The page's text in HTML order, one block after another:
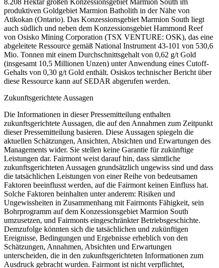
produktiven Goldgebiet Marmion Batholith in der Nähe von
Atikokan (Ontario). Das Konzessionsgebiet Marmion South liegt
auch südlich und neben dem Konzessionsgebiet Hammond Reef
von Osisko Mining Corporation (TSX VENTURE: OSK), das eine
abgeleitete Ressource gemäß National Instrument 43-101 von 530,6
Mio. Tonnen mit einem Durchschnittsgehalt von 0,62 g/t Gold
(insgesamt 10,5 Millionen Unzen) unter Anwendung eines Cutoff-
Gehalts von 0,30 g/t Gold enthält. Osiskos technischer Bericht über
diese Ressource kann auf SEDAR abgerufen werden.
Zukunftsgerichtete Aussagen
Die Informationen in dieser Pressemitteilung enthalten
zukunftsgerichtete Aussagen, die auf den Annahmen zum Zeitpunkt
dieser Pressemitteilung basieren. Diese Aussagen spiegeln die
aktuellen Schätzungen, Ansichten, Absichten und Erwartungen des
Managements wider. Sie stellen keine Garantie für zukünftige
Leistungen dar. Fairmont weist darauf hin, dass sämtliche
zukunftsgerichteten Aussagen grundsätzlich ungewiss sind und dass
die tatsächlichen Leistungen von einer Reihe von bedeutsamen
Faktoren beeinflusst werden, auf die Fairmont keinen Einfluss hat.
Solche Faktoren beinhalten unter anderem: Risiken und
Ungewissheiten in Zusammenhang mit Fairmonts Fähigkeit, sein
Bohrprogramm auf dem Konzessionsgebiet Marmion South
umzusetzen, und Fairmonts eingeschränkter Betriebsgeschichte.
Demzufolge könnten sich die tatsächlichen und zukünftigen
Ereignisse, Bedingungen und Ergebnisse erheblich von den
Schätzungen, Annahmen, Absichten und Erwartungen
unterscheiden, die in den zukunftsgerichteten Informationen zum
Ausdruck gebracht wurden. Fairmont ist nicht verpflichtet,